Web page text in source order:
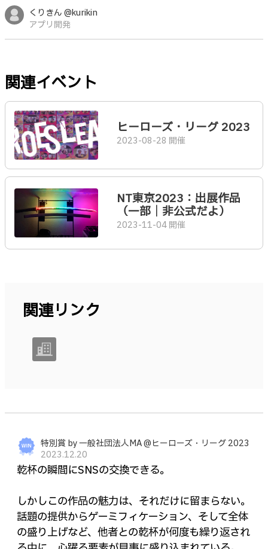
くりきん @kurikin
アプリ開発
関連イベント
ヒーローズ・リーグ 2023
2023-08-28 開催
NT東京2023：出展作品
（一部｜非公式だよ）
2023-11-04 開催
関連リンク
特別賞 by 一般社団法人MA @ヒーローズ・リーグ 2023
2023.12.20
乾杯の瞬間にSNSの交換できる。
しかしこの作品の魅力は、それだけに留まらない。
話題の提供からゲーミフィケーション、そして全体
の盛り上げなど、他者との乾杯が何度も繰り返され